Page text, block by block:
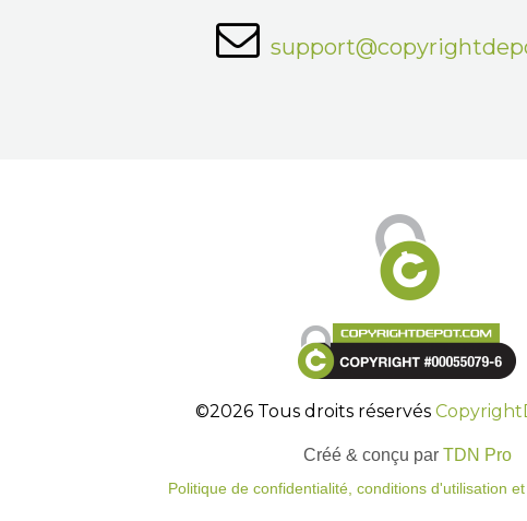
©2026 Tous droits réservés
Créé & conçu par TDN Pro
Politique de confidentialité, conditions d'utilisation